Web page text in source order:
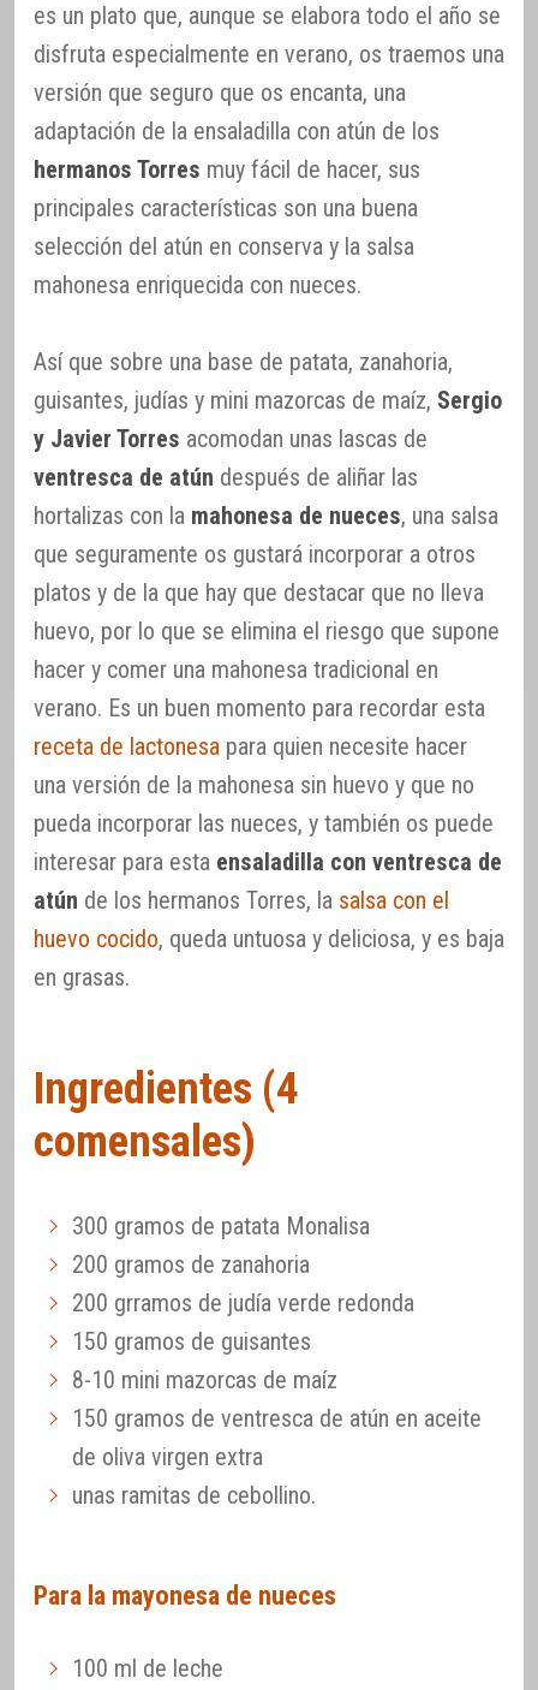
es un plato que, aunque se elabora todo el año se
disfruta especialmente en verano, os traemos una
versión que seguro que os encanta, una
adaptación de la ensaladilla con atún de los
hermanos Torres muy fácil de hacer, sus
principales características son una buena
selección del atún en conserva y la salsa
mahonesa enriquecida con nueces.
Así que sobre una base de patata, zanahoria,
guisantes, judías y mini mazorcas de maíz, Sergio
y Javier Torres acomodan unas lascas de
ventresca de atún después de aliñar las
hortalizas con la mahonesa de nueces, una salsa
que seguramente os gustará incorporar a otros
platos y de la que hay que destacar que no lleva
huevo, por lo que se elimina el riesgo que supone
hacer y comer una mahonesa tradicional en
verano. Es un buen momento para recordar esta
receta de lactonesa para quien necesite hacer
una versión de la mahonesa sin huevo y que no
pueda incorporar las nueces, y también os puede
interesar para esta ensaladilla con ventresca de
atún de los hermanos Torres, la salsa con el
huevo cocido, queda untuosa y deliciosa, y es baja
en grasas.
Ingredientes (4
comensales)
300 gramos de patata Monalisa
200 gramos de zanahoria
200 grramos de judía verde redonda
150 gramos de guisantes
8-10 mini mazorcas de maíz
150 gramos de ventresca de atún en aceite
de oliva virgen extra
unas ramitas de cebollino.
Para la mayonesa de nueces
100 ml de leche